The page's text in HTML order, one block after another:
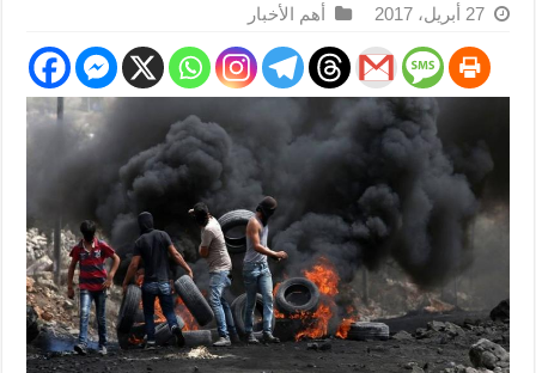
27 أبريل، 2017 أهم الأخبار